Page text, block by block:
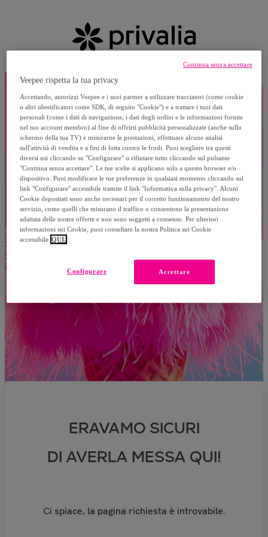
ERAVAMO SICURI
DI AVERLA MESSA QUI!
Ci spiace, la pagina richiesta è introvabile.
Veepee rispetta la tua privacy
Accettando, autorizzi Veepee e i suoi partner a utilizzare tracciatori (come cookie
o altri identificatori come SDK, di seguito "Cookie") e a trattare i tuoi dati
personali (come i dati di navigazione, i dati degli ordini e le informazioni fornite
nel tuo account membro) al fine di offrirti pubblicità personalizzate (anche sullo
schermo della tua TV) e misurarne le prestazioni, effettuare alcune analisi
sull'attività di vendita e a fini di lotta contro le frodi. Puoi scegliere tra questi
diversi usi cliccando su "Configurare" o rifiutare tutto cliccando sul pulsante
"Continua senza accettare". Le tue scelte si applicano solo a questo browser e/o
dispositivo. Puoi modificare le tue preferenze in qualsiasi momento cliccando sul
link "Configurare" accessibile tramite il link "Informativa sulla privacy". Alcuni
Cookie depositati sono anche necessari per il corretto funzionamento del nostro
servizio, come quelli che misurano il traffico o consentono la presentazione
adattata delle nostre offerte e non sono soggetti a consenso. Per ulteriori
informazioni sui Cookie, puoi consultare la nostra Politica sui Cookie
accessibile QUI.
Accettare
Configurare
Continua senza accettare